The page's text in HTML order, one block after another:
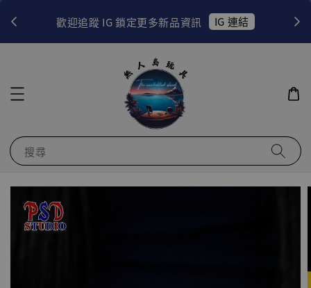
歡迎追蹤 IG 鎖定更多新品資訊 IG 連結
搜尋